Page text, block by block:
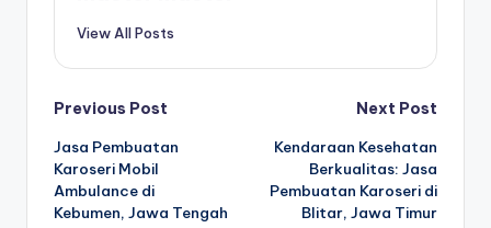
View All Posts
Post
navigation
Previous Post
Jasa Pembuatan
Karoseri Mobil
Ambulance di
Kebumen, Jawa Tengah
Next Post
Kendaraan Kesehatan
Berkualitas: Jasa
Pembuatan Karoseri di
Blitar, Jawa Timur